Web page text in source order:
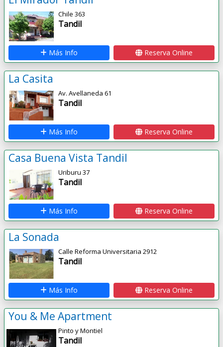
Chile 363
Tandil
Más Info Reserva Online
La Casita
Av. Avellaneda 61
Tandil
Más Info Reserva Online
Casa Buena Vista Tandil
Uriburu 37
Tandil
Más Info Reserva Online
La Sonada
Calle Reforma Universitaria 2912
Tandil
Más Info Reserva Online
You & Me Apartment
Pinto y Montiel
Tandil